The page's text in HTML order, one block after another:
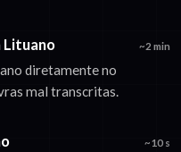
Lituano ~2 min
diretamente no
mal transcritas.
~10 s